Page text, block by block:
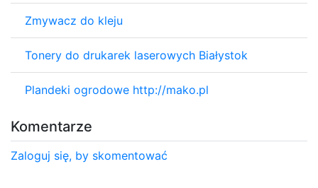
Zmywacz do kleju
Tonery do drukarek laserowych Białystok
Plandeki ogrodowe http://mako.pl
Komentarze
Zaloguj się, by skomentować